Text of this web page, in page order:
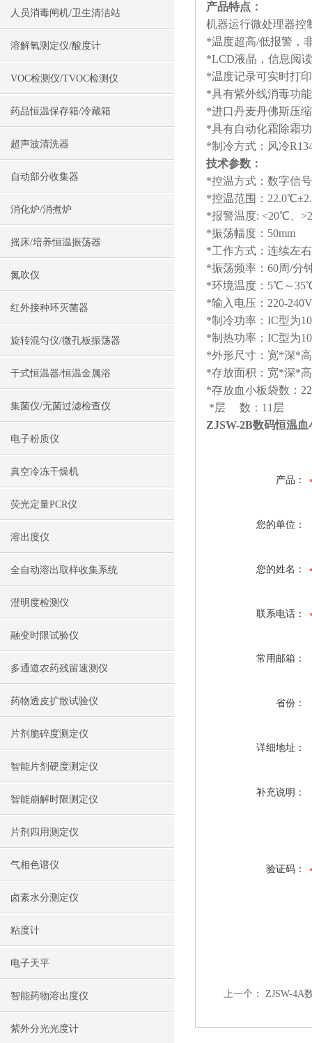
人员消毒闸机/卫生清洁站
溶解氧测定仪/酸度计
VOC检测仪/TVOC检测仪
药品恒温保存箱/冷藏箱
超声波清洗器
自动部分收集器
消化炉/消煮炉
摇床/培养恒温振荡器
氮吹仪
红外接种环灭菌器
旋转混匀仪/微孔板振荡器
干式恒温器/恒温金属浴
集菌仪/无菌过滤检查仪
电子粉质仪
真空冷冻干燥机
荧光定量PCR仪
溶出度仪
全自动溶出取样收集系统
澄明度检测仪
融变时限试验仪
多通道农药残留速测仪
药物透皮扩散试验仪
片剂脆碎度测定仪
智能片剂硬度测定仪
智能崩解时限测定仪
片剂四用测定仪
气相色谱仪
卤素水分测定仪
粘度计
电子天平
智能药物溶出度仪
紫外分光光度计
产品特点：
机器运行微处理器控
*温度超高/低报警，
*LCD液晶，信息阅
*温度记录可实时打
*具有紫外线消毒功
*进口丹麦丹佛斯压
*具有自动化霜除霜
*制冷方式：风冷
技术参数：
*控温方式：数字信
*控温范围：
*报警温度: <20℃、
*振荡幅度：50mm
*工作方式：连续左
*振荡频率：60周/分
*环境温度：5℃～
*输入电压：220-
*制冷功率：IC型为
*制热功率：IC型为
*外形尺寸：宽*深*高
*存放面积：宽*深*高
*存放血小板袋数：
*层 数：11层
ZJSW-2B数码恒温
产品：
您的单位：
您的姓名：
联系电话：
常用邮箱：
省份：
详细地址：
补充说明：
验证码：
上一个： ZJSW-4A